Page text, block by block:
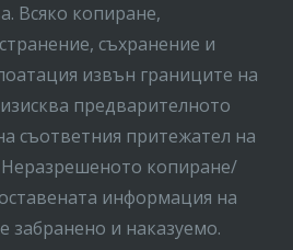
Всяко копиране,
съхранение и
извън границите на
предварителното
съответния притежател на
Неразрешеното копиране/
информация на
забранено и наказуемо.